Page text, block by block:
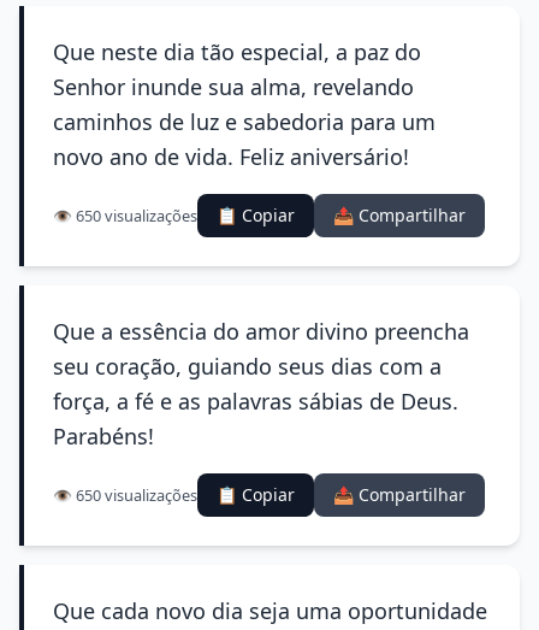
Que neste dia tão especial, a paz do
Senhor inunde sua alma, revelando
caminhos de luz e sabedoria para um
novo ano de vida. Feliz aniversário!
👁️ 650 visualizações 📋 Copiar 📤 Compartilhar
Que a essência do amor divino preencha
seu coração, guiando seus dias com a
força, a fé e as palavras sábias de Deus.
Parabéns!
👁️ 650 visualizações 📋 Copiar 📤 Compartilhar
Que cada novo dia seja uma oportunidade